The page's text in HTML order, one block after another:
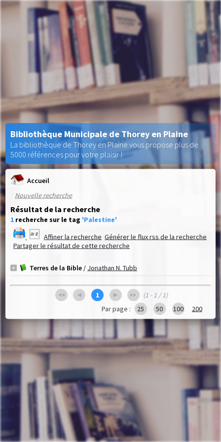
Accueil
Nouvelle recherche
Résultat de la recherche
1 recherche sur le tag 'Palestine'
Affiner la recherche Générer le flux rss de la recherche
Partager le résultat de cette recherche
Terres de la Bible / Jonathan N. Tubb
1
(1 - 1 / 1)
Par page :
25 50 100 200
Bibliothèque Municipale de Thorey en Plaine
La bibliothèque de Thorey en Plaine vous propose plus de
5000 références pour votre plaisir !